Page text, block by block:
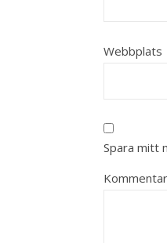
Webbplats
Spara mitt
Kommentar